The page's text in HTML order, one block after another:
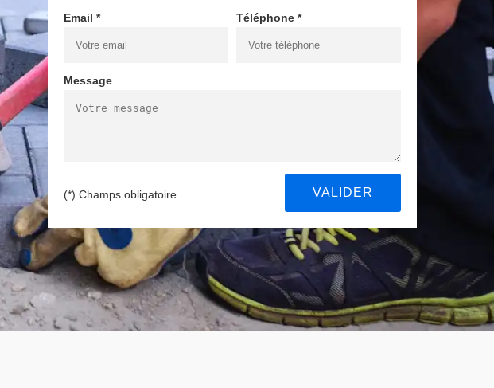
Email * Téléphone *
Message
(*) Champs obligatoire